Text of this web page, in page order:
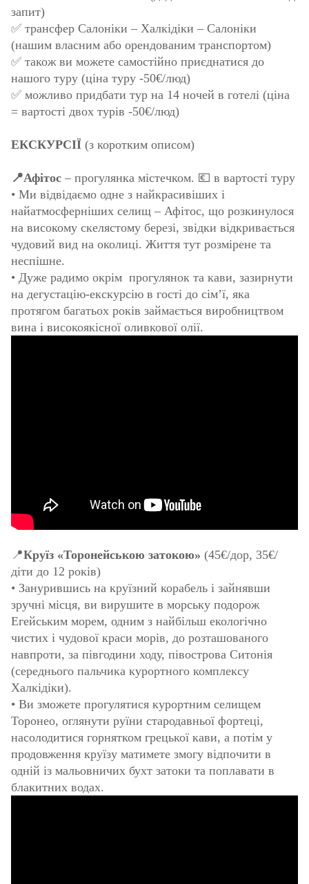
запит)
✅ трансфер Салоніки – Халкідіки – Салоніки
(нашим власним або орендованим транспортом)
✅ також ви можете самостійно приєднатися до
нашого туру (ціна туру -50€/люд)
✅ можливо придбати тур на 14 ночей в готелі (ціна
= вартості двох турів -50€/люд)
ЕКСКУРСІЇ (з коротким описом)
📍Афітос – прогулянка містечком. 💶 в вартості туру
• Ми відвідаємо одне з найкрасивіших і
найатмосферніших селищ – Афітос, що розкинулося
на високому скелястому березі, звідки відкривається
чудовий вид на околиці. Життя тут розмірене та
неспішне.
• Дуже радимо окрім прогулянок та кави, зазирнути
на дегустацію-екскурсію в гості до сім’ї, яка
протягом багатьох років займається виробництвом
вина і високоякісної оливкової олії.
📍Круїз «Торонейською затокою» (45€/дор, 35€/
діти до 12 років)
• Занурившись на круїзний корабель і зайнявши
зручні місця, ви вирушите в морську подорож
Егейським морем, одним з найбільш екологічно
чистих і чудової краси морів, до розташованого
навпроти, за півгодини ходу, півострова Ситонія
(середнього пальчика курортного комплексу
Халкідіки).
• Ви зможете прогулятися курортним селищем
Торонео, оглянути руїни стародавньої фортеці,
насолодитися горнятком грецької кави, а потім у
продовження круїзу матимете змогу відпочити в
одній із мальовничих бухт затоки та поплавати в
блакитних водах.